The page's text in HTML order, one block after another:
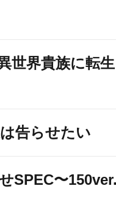
世界貴族に転生
告らせたい
SPEC〜